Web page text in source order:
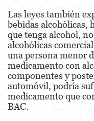
Las leyes también
bebidas alcohólicas,
que tenga alcohol,
alcohólicas
una persona menor
medicamento con
componentes y
automóvil, podría
medicamento que
BAC.